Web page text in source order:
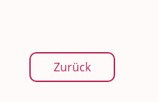
Zurück